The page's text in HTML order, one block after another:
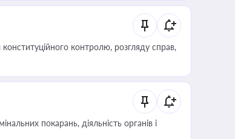
контролю, розгляду справ,
покарань, діяльність органів і